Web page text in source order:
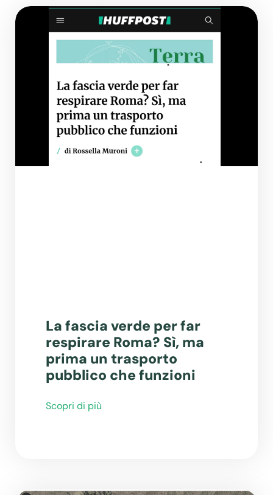
La fascia verde per far
respirare Roma? Sì, ma
prima un trasporto
pubblico che funzioni
Scopri di più